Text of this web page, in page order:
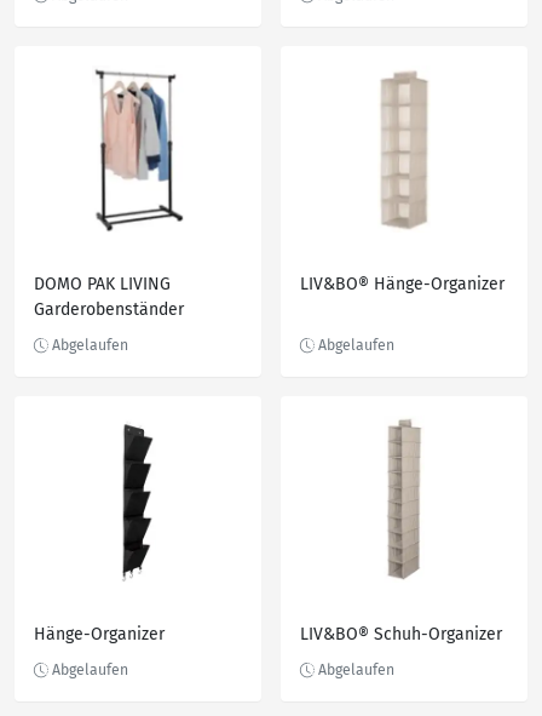
DOMO PAK LIVING
Garderobenständer
LIV&BO® Hänge-Organizer
Hänge-Organizer LIV&BO® Schuh-Organizer